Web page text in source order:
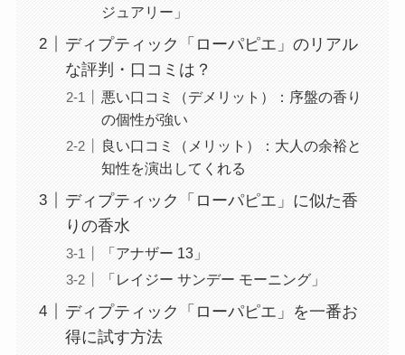
ジュアリー」
ディプティック「ローパピエ」のリアル
な評判・口コミは？
悪い口コミ（デメリット）：序盤の香り
の個性が強い
良い口コミ（メリット）：大人の余裕と
知性を演出してくれる
ディプティック「ローパピエ」に似た香
りの香水
「アナザー 13」
「レイジー サンデー モーニング」
ディプティック「ローパピエ」を一番お
得に試す方法